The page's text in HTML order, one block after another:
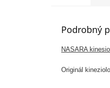
Podrobný
NASARA
Originál